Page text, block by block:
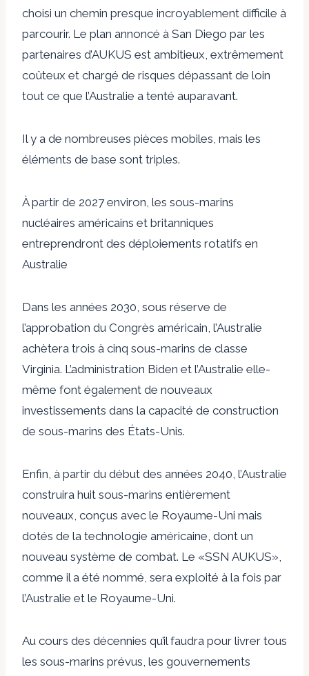
choisi un chemin presque incroyablement difficile à
parcourir. Le plan annoncé à San Diego par les
partenaires d’AUKUS est ambitieux, extrêmement
coûteux et chargé de risques dépassant de loin
tout ce que l’Australie a tenté auparavant.
Il y a de nombreuses pièces mobiles, mais les
éléments de base sont triples.
À partir de 2027 environ, les sous-marins
nucléaires américains et britanniques
entreprendront des déploiements rotatifs en
Australie
Dans les années 2030, sous réserve de
l’approbation du Congrès américain, l’Australie
achètera trois à cinq sous-marins de classe
Virginia. L’administration Biden et l’Australie elle-
même font également de nouveaux
investissements dans la capacité de construction
de sous-marins des États-Unis.
Enfin, à partir du début des années 2040, l’Australie
construira huit sous-marins entièrement
nouveaux, conçus avec le Royaume-Uni mais
dotés de la technologie américaine, dont un
nouveau système de combat. Le «SSN AUKUS»,
comme il a été nommé, sera exploité à la fois par
l’Australie et le Royaume-Uni.
Au cours des décennies qu’il faudra pour livrer tous
les sous-marins prévus, les gouvernements